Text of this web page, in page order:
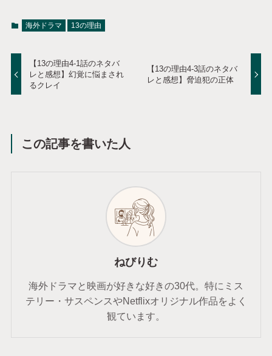
海外ドラマ 13の理由
【13の理由4-1話のネタバ
レと感想】幻覚に悩まされ
るクレイ
【13の理由4-3話のネタバ
レと感想】脅迫犯の正体
この記事を書いた人
ねびりむ
海外ドラマと映画が好きな好きの30代。特にミス
テリー・サスペンスやNetflixオリジナル作品をよく
観ています。